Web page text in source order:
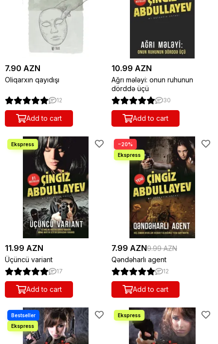
7.90 AZN
Oliqarxın qayıdışı
12
Add to cart
10.99 AZN
Ağrı mələyi: onun ruhunun
dörddə üçü
30
Add to cart
11.99 AZN
Üçüncü variant
17
Add to cart
−20%
7.99 AZN9.99 AZN
Qəndəharlı agent
12
Add to cart